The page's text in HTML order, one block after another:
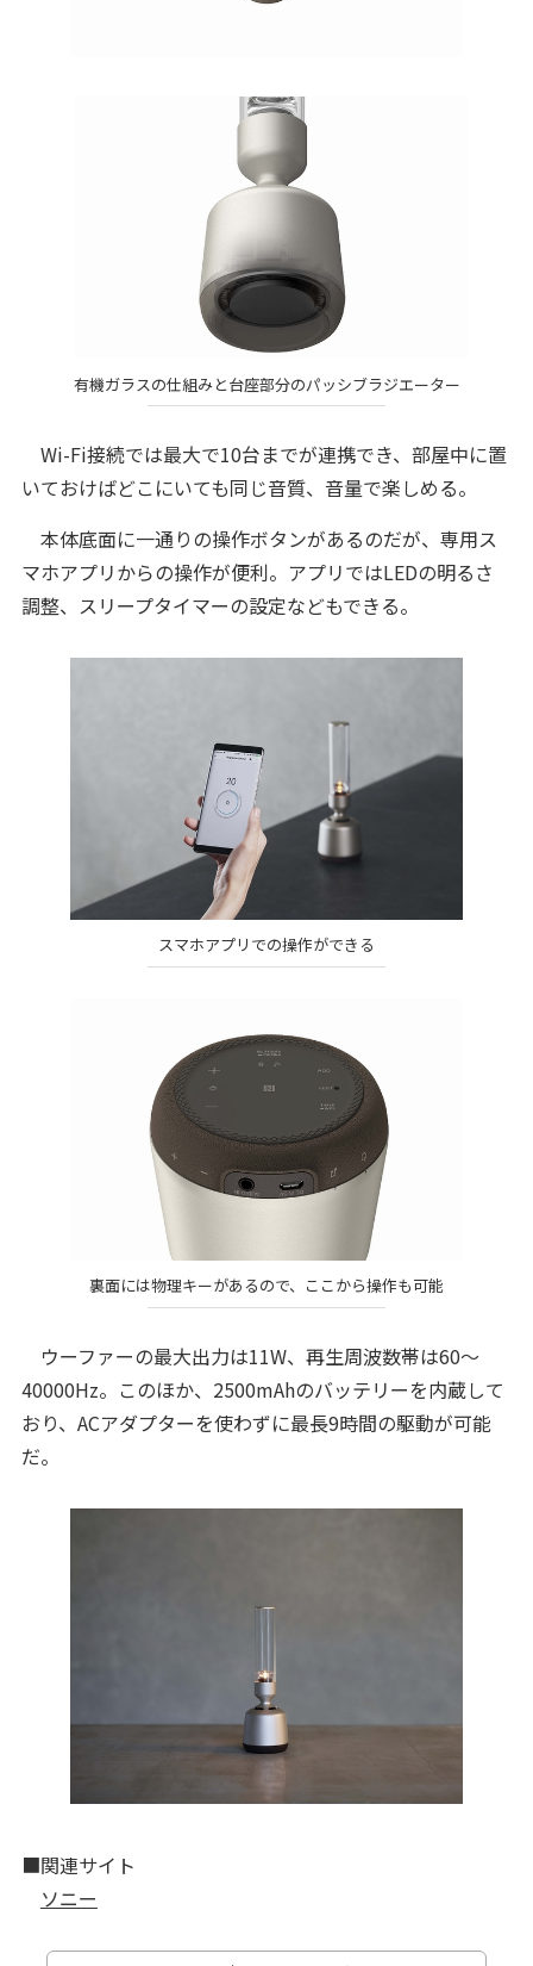
有機ガラスの仕組みと台座部分のパッシブラジエーター
Wi-Fi接続では最大で10台までが連携でき、部屋中に置
いておけばどこにいても同じ音質、音量で楽しめる。
本体底面に一通りの操作ボタンがあるのだが、専用ス
マホアプリからの操作が便利。アプリではLEDの明るさ
調整、スリープタイマーの設定などもできる。
スマホアプリでの操作ができる
裏面には物理キーがあるので、ここから操作も可能
ウーファーの最大出力は11W、再生周波数帯は60～
40000Hz。このほか、2500mAhのバッテリーを内蔵して
おり、ACアダプターを使わずに最長9時間の駆動が可能
だ。
■関連サイト
ソニー